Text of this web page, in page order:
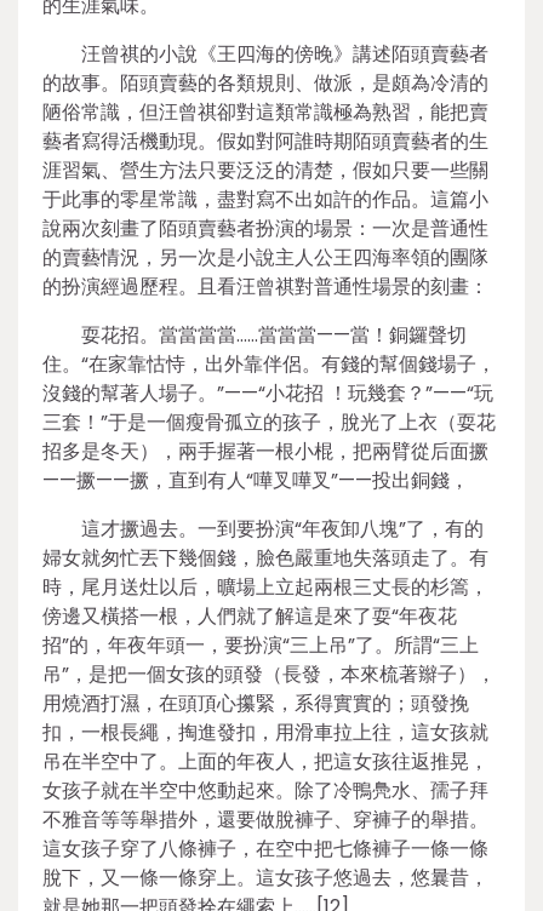
汪曾祺的小說《王四海的傍晚》講述陌頭賣藝者
的故事。陌頭賣藝的各類規則、做派，是頗為冷清的
陋俗常識，但汪曾祺卻對這類常識極為熟習，能把賣
藝者寫得活機動現。假如對阿誰時期陌頭賣藝者的生
涯習氣、營生方法只要泛泛的清楚，假如只要一些關
于此事的零星常識，盡對寫不出如許的作品。這篇小
說兩次刻畫了陌頭賣藝者扮演的場景：一次是普通性
的賣藝情況，另一次是小說主人公王四海率領的團隊
的扮演經過歷程。且看汪曾祺對普通性場景的刻畫：
耍花招。當當當當……當當當——當！銅鑼聲切
住。“在家靠怙恃，出外靠伴侶。有錢的幫個錢場子，
沒錢的幫著人場子。”——“小花招 ！玩幾套？”——“玩
三套！”于是一個瘦骨孤立的孩子，脫光了上衣（耍花
招多是冬天），兩手握著一根小棍，把兩臂從后面撅
——撅——撅，直到有人“嘩叉嘩叉”——投出銅錢，
這才撅過去。一到要扮演“年夜卸八塊”了，有的
婦女就匆忙丟下幾個錢，臉色嚴重地失落頭走了。有
時，尾月送灶以后，曠場上立起兩根三丈長的杉篙，
傍邊又橫搭一根，人們就了解這是來了耍“年夜花
招”的，年夜年頭一，要扮演“三上吊”了。所謂“三上
吊”，是把一個女孩的頭發（長發，本來梳著辮子），
用燒酒打濕，在頭頂心攥緊，系得實實的；頭發挽
扣，一根長繩，掏進發扣，用滑車拉上往，這女孩就
吊在半空中了。上面的年夜人，把這女孩往返推晃，
女孩子就在半空中悠動起來。除了冷鴨鳧水、孺子拜
不雅音等等舉措外，還要做脫褲子、穿褲子的舉措。
這女孩子穿了八條褲子，在空中把七條褲子一條一條
脫下，又一條一條穿上。這女孩子悠過去，悠曩昔，